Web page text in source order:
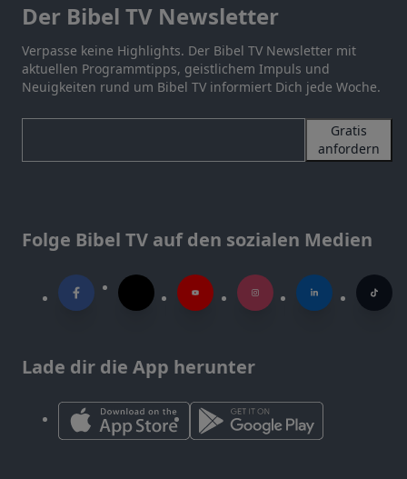
Der Bibel TV Newsletter
Verpasse keine Highlights. Der Bibel TV Newsletter mit
aktuellen Programmtipps, geistlichem Impuls und
Neuigkeiten rund um Bibel TV informiert Dich jede Woche.
Gratis
anfordern
Folge Bibel TV auf den sozialen Medien
Lade dir die App herunter